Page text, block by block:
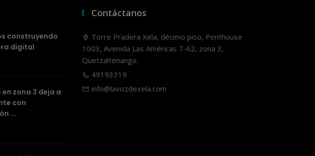
construyendo
digital
zona 3 deja a
con
...
Contáctanos
Torre Pradera Xela, décimo piso, Penthouse
1003, Avenida Las Américas 7-62, zona 3,
Quetzaltenango.
49193319
info@lavozdexela.com